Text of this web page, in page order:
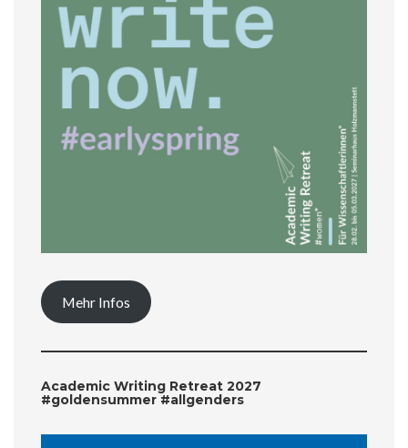
Mehr Infos
Academic Writing Retreat 2027
#goldensummer #allgenders